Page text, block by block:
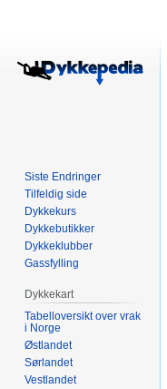
Siste Endringer
Tilfeldig side
Dykkekurs
Dykkebutikker
Dykkeklubber
Gassfylling
Dykkekart
Tabelloversikt over vrak
i Norge
Østlandet
Sørlandet
Vestlandet